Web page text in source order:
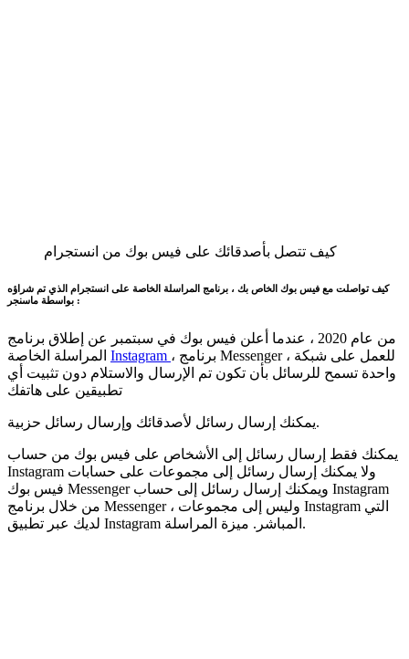
كيف تتصل بأصدقائك على فيس بوك من انستجرام
كيف تواصلت مع فيس بوك الخاص بك ، برنامج المراسلة الخاصة على انستجرام الذي تم شراؤه
بواسطة ماسنجر :
من عام 2020 ، عندما أعلن فيس بوك في سبتمبر عن إطلاق برنامج
Instagram ، برنامج Messenger ، للعمل على شبكة
واحدة تسمح للرسائل بأن تكون تم الإرسال والاستلام دون تثبيت أي
تطبيقين على هاتفك
يمكنك إرسال رسائل لأصدقائك وإرسال رسائل حزبية.
يمكنك فقط إرسال رسائل إلى الأشخاص على فيس بوك من حساب
Instagram ولا يمكنك إرسال رسائل إلى مجموعات على حسابات
فيس بوك Messenger ويمكنك إرسال رسائل إلى حساب Instagram
من خلال برنامج Messenger ، وليس إلى مجموعات Instagram التي
لديك عبر تطبيق Instagram المباشر. ميزة المراسلة.